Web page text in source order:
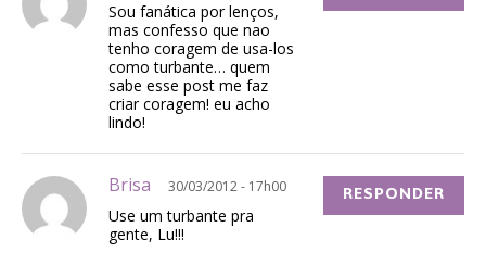
Sou fanática por lenços,
mas confesso que nao
tenho coragem de usa-los
como turbante… quem
sabe esse post me faz
criar coragem! eu acho
lindo!
Brisa 30/03/2012 - 17h00
Use um turbante pra
gente, Lu!!!
RESPONDER